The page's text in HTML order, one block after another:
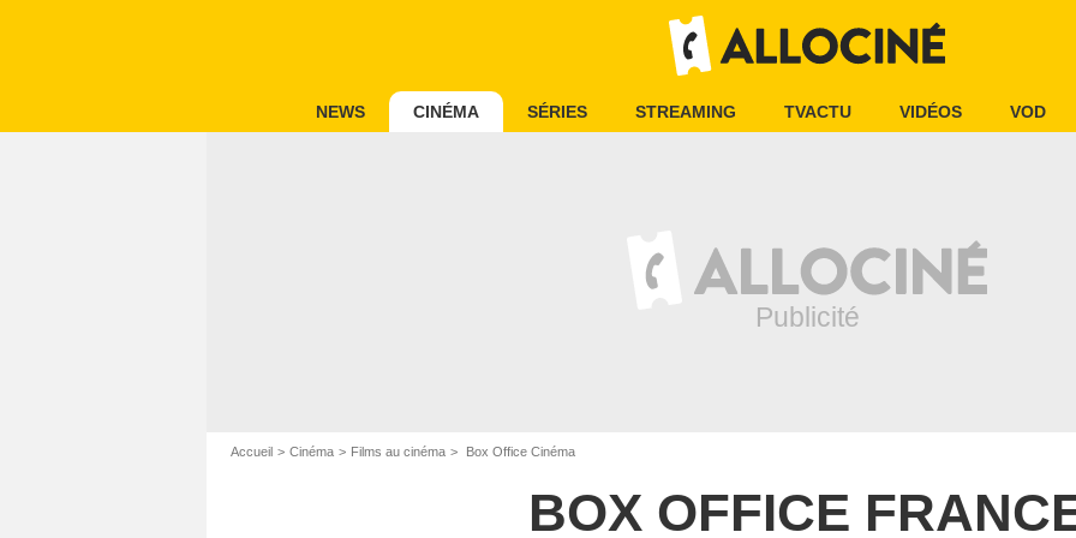
NEWS CINÉMA SÉRIES STREAMING TVACTU VIDÉOS VOD
Accueil Cinéma Films au cinéma Box Office Cinéma
BOX OFFICE